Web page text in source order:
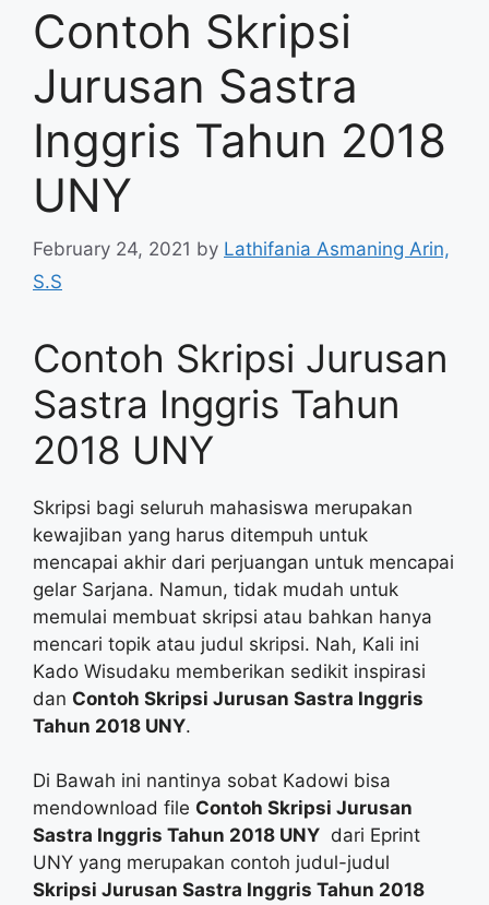
Contoh Skripsi
Jurusan Sastra
Inggris Tahun 2018
UNY
February 24, 2021 by Lathifania Asmaning Arin,
S.S
Contoh Skripsi Jurusan
Sastra Inggris Tahun
2018 UNY
Skripsi bagi seluruh mahasiswa merupakan
kewajiban yang harus ditempuh untuk
mencapai akhir dari perjuangan untuk mencapai
gelar Sarjana. Namun, tidak mudah untuk
memulai membuat skripsi atau bahkan hanya
mencari topik atau judul skripsi. Nah, Kali ini
Kado Wisudaku memberikan sedikit inspirasi
dan Contoh Skripsi Jurusan Sastra Inggris
Tahun 2018 UNY.
Di Bawah ini nantinya sobat Kadowi bisa
mendownload file Contoh Skripsi Jurusan
Sastra Inggris Tahun 2018 UNY dari Eprint
UNY yang merupakan contoh judul-judul
Skripsi Jurusan Sastra Inggris Tahun 2018